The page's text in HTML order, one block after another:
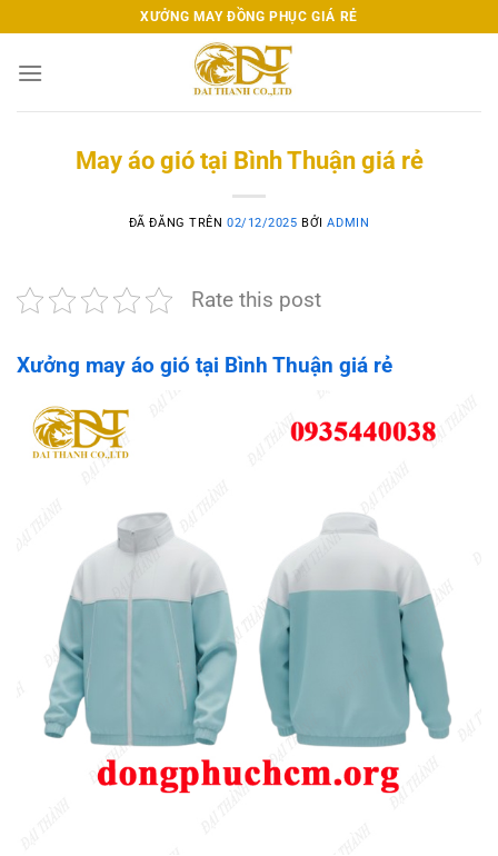
đến
nội
XƯỞNG MAY ĐỒNG PHỤC GIÁ RẺ
May áo gió tại Bình Thuận giá rẻ
ĐÃ ĐĂNG TRÊN02/12/2025 BỞIADMIN
Rate this post
Xưởng may áo gió tại Bình Thuận giá rẻ